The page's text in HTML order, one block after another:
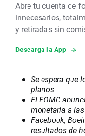
Abre tu cuenta de
innecesarios,
y retiradas sin
Descarga la App
Se espera que
planos
El FOMC
monetaria a
Facebook,
resultados de